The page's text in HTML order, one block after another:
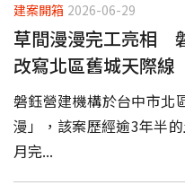
建案開箱 2026-06-29
草間漫漫完工亮相
改寫北區舊城天際線
磐鈺營建機構於台中市北
漫」，該案歷經逾3年半
月完...